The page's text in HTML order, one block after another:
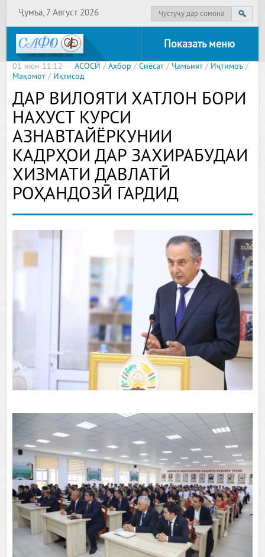
Ҷумъа, 7 Август 2026
Показать меню
01 июн 11:12 АСОСӢ /Ахбор /Сиёсат / Ҷамъият / Иҷтимоъ /
Мақомот / Иқтисод
ДАР ВИЛОЯТИ ХАТЛОН БОРИ
НАХУСТ КУРСИ
АЗНАВТАЙЁРКУНИИ
КАДРҲОИ ДАР ЗАХИРАБУДАИ
ХИЗМАТИ ДАВЛАТӢ
РОҲАНДОЗӢ ГАРДИД